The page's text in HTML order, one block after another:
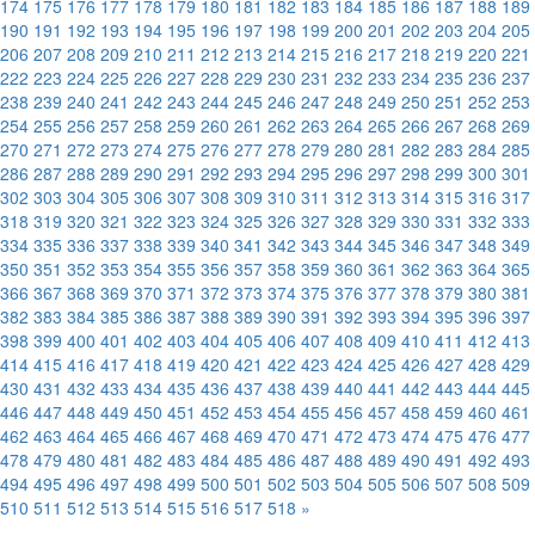
174 175 176 177 178 179 180 181 182 183 184 185 186 187 188 189
190 191 192 193 194 195 196 197 198 199 200 201 202 203 204 205
206 207 208 209 210 211 212 213 214 215 216 217 218 219 220 221
222 223 224 225 226 227 228 229 230 231 232 233 234 235 236 237
238 239 240 241 242 243 244 245 246 247 248 249 250 251 252 253
254 255 256 257 258 259 260 261 262 263 264 265 266 267 268 269
270 271 272 273 274 275 276 277 278 279 280 281 282 283 284 285
286 287 288 289 290 291 292 293 294 295 296 297 298 299 300 301
302 303 304 305 306 307 308 309 310 311 312 313 314 315 316 317
318 319 320 321 322 323 324 325 326 327 328 329 330 331 332 333
334 335 336 337 338 339 340 341 342 343 344 345 346 347 348 349
350 351 352 353 354 355 356 357 358 359 360 361 362 363 364 365
366 367 368 369 370 371 372 373 374 375 376 377 378 379 380 381
382 383 384 385 386 387 388 389 390 391 392 393 394 395 396 397
398 399 400 401 402 403 404 405 406 407 408 409 410 411 412 413
414 415 416 417 418 419 420 421 422 423 424 425 426 427 428 429
430 431 432 433 434 435 436 437 438 439 440 441 442 443 444 445
446 447 448 449 450 451 452 453 454 455 456 457 458 459 460 461
462 463 464 465 466 467 468 469 470 471 472 473 474 475 476 477
478 479 480 481 482 483 484 485 486 487 488 489 490 491 492 493
494 495 496 497 498 499 500 501 502 503 504 505 506 507 508 509
510 511 512 513 514 515 516 517 518 »